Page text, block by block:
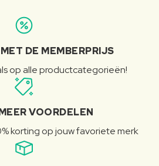
DE MEMBERPRIJS
op alle productcategorieën!
VOORDELEN
korting op jouw favoriete merk